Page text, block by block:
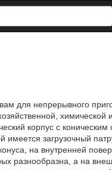
для непрерывного
корпус с
загрузочный
на внутренней
разнообразна, а на